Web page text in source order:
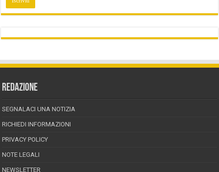
REDAZIONE
SEGNALACI UNA NOTIZIA
RICHIEDI INFORMAZIONI
PRIVACY POLICY
NOTE LEGALI
NEWSLETTER